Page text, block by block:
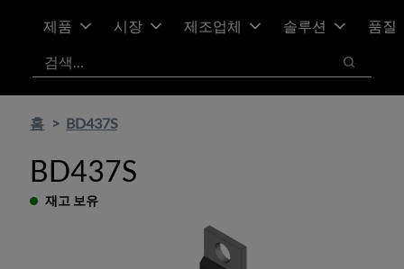
제품 시장 제조업체 솔루션
품질
검색
검색
홈 BD437S
BD437S
재고 보유